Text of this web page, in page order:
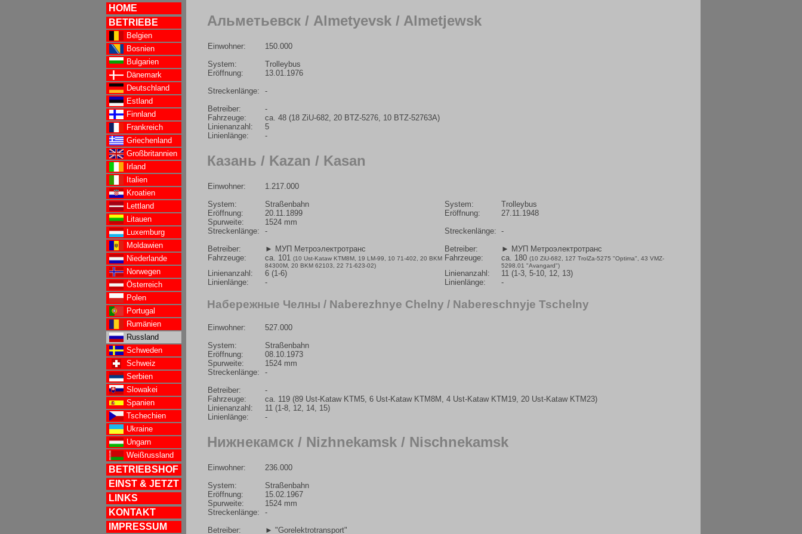
HOME
BETRIEBE
Belgien
Bosnien
Bulgarien
Dänemark
Deutschland
Estland
Finnland
Frankreich
Griechenland
Großbritannien
Irland
Italien
Kroatien
Lettland
Litauen
Luxemburg
Moldawien
Niederlande
Norwegen
Österreich
Polen
Portugal
Rumänien
Russland
Schweden
Schweiz
Serbien
Slowakei
Spanien
Tschechien
Ukraine
Ungarn
Weißrussland
BETRIEBSHOF
EINST & JETZT
LINKS
KONTAKT
IMPRESSUM
Альметьевск / Almetyevsk / Almetjewsk
Einwohner:
System:
Eröffnung:
Streckenlänge:
Betreiber:
Fahrzeuge:
Linienanzahl:
Linienlänge:
150.000
Trolleybus
13.01.1976
-
-
ca. 48 (18 ZiU-682, 20 BTZ-5276, 10 BTZ-52763A)
5
-
Казань / Kazan / Kasan
Einwohner:
System:
Eröffnung:
Spurweite:
Streckenlänge:
Betreiber:
Fahrzeuge:
Linienanzahl:
Linienlänge:
1.217.000
Straßenbahn
20.11.1899
1524 mm
-
► МУП Метроэлектротранс
ca. 101 (10 Ust-Kataw KTM8M, 19 LM-99, 10 71-402, 20 BKM
84300M, 20 BKM 62103, 22 71-623-02)
6 (1-6)
-
System:
Eröffnung:
Streckenlänge:
Betreiber:
Fahrzeuge:
Linienanzahl:
Linienlänge:
Trolleybus
27.11.1948
-
► МУП Метроэлектротранс
ca. 180 (10 ZiU-682, 127 TrolZa-5275 "Optima", 43 VMZ-
5298.01 "Avangard")
11 (1-3, 5-10, 12, 13)
-
Набережные Челны / Naberezhnye Chelny / Nabereschnyje Tschelny
Einwohner:
System:
Eröffnung:
Spurweite:
Streckenlänge:
Betreiber:
Fahrzeuge:
Linienanzahl:
Linienlänge:
527.000
Straßenbahn
08.10.1973
1524 mm
-
-
ca. 119 (89 Ust-Kataw KTM5, 6 Ust-Kataw KTM8M, 4 Ust-Kataw KTM19, 20 Ust-Kataw KTM23)
11 (1-8, 12, 14, 15)
-
Нижнекамск / Nizhnekamsk / Nischnekamsk
Einwohner:
System:
Eröffnung:
Spurweite:
Streckenlänge:
Betreiber:
236.000
Straßenbahn
15.02.1967
1524 mm
-
► "Gorelektrotransport"